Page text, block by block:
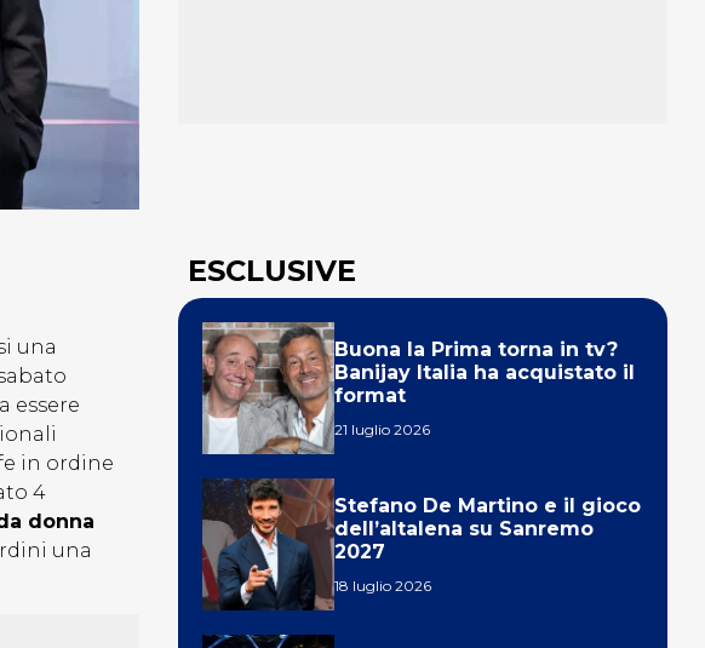
una
essere
in ordine
4
donna
una
ESCLUSIVE
Buona la Prima torna in tv?
Banijay Italia ha acquistato il
format
21 luglio 2026
Stefano De Martino e il gioco
dell’altalena su Sanremo
2027
18 luglio 2026